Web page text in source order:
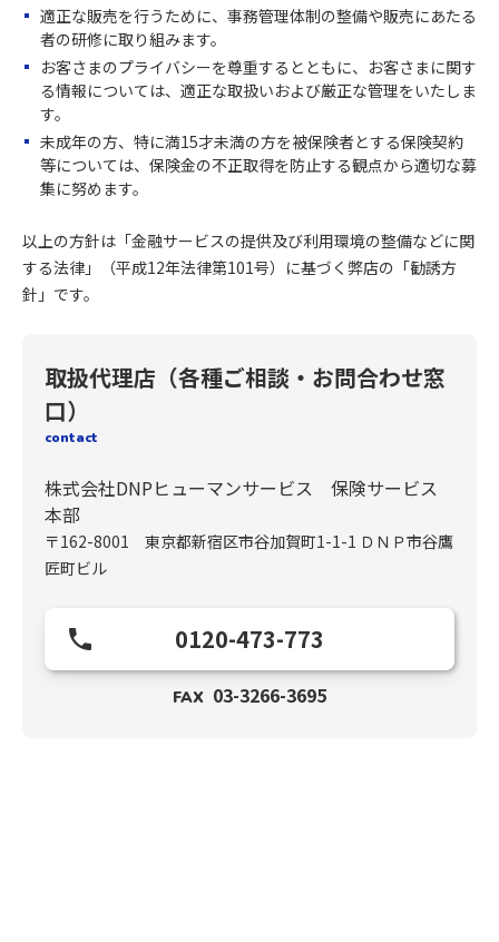
適正な販売を行うために、事務管理体制の整備や販売にあたる
者の研修に取り組みます。
お客さまのプライバシーを尊重するとともに、お客さまに関す
る情報については、適正な取扱いおよび厳正な管理をいたしま
す。
未成年の方、特に満15才未満の方を被保険者とする保険契約
等については、保険金の不正取得を防止する観点から適切な募
集に努めます。
以上の方針は「金融サービスの提供及び利用環境の整備などに関
する法律」（平成12年法律第101号）に基づく弊店の「勧誘方
針」です。
取扱代理店（各種ご相談・お問合わせ窓
口）
contact
株式会社DNPヒューマンサービス 保険サービス
本部
〒162-8001 東京都新宿区市谷加賀町1-1-1 ＤＮＰ市谷鷹
匠町ビル
0120-473-773
FAX 03-3266-3695